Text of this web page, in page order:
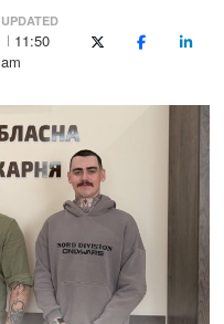
UPDATED
11:50
am
X (Twitter)Facebook